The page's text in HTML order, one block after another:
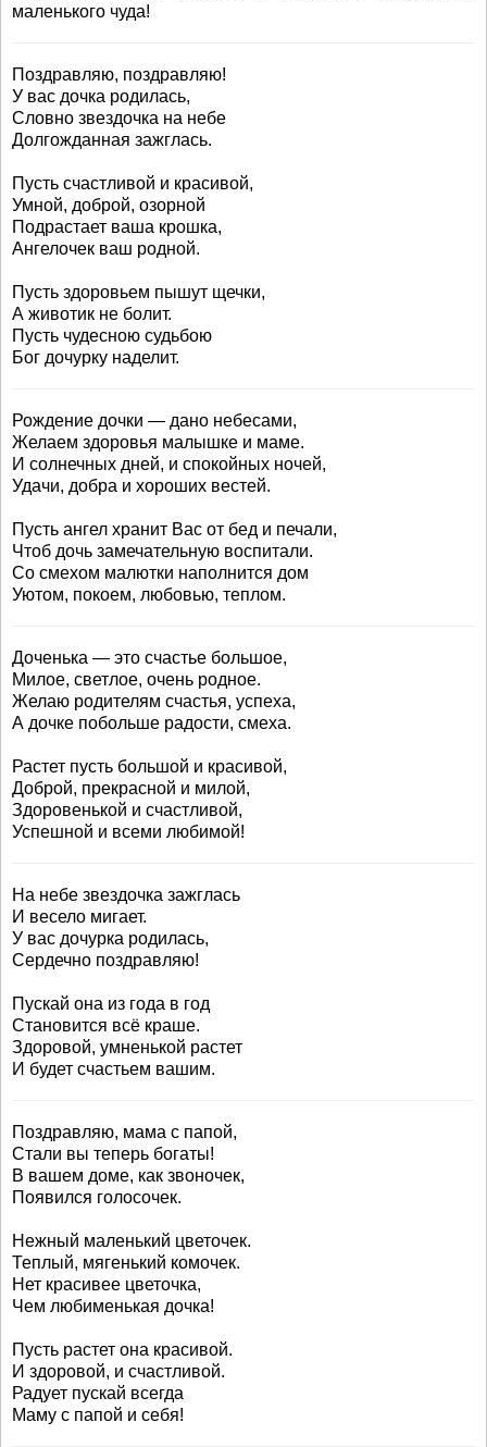
маленького чуда!
Поздравляю, поздравляю!
У вас дочка родилась,
Словно звездочка на небе
Долгожданная зажглась.
Пусть счастливой и красивой,
Умной, доброй, озорной
Подрастает ваша крошка,
Ангелочек ваш родной.
Пусть здоровьем пышут щечки,
А животик не болит.
Пусть чудесною судьбою
Бог дочурку наделит.
Рождение дочки — дано небесами,
Желаем здоровья малышке и маме.
И солнечных дней, и спокойных ночей,
Удачи, добра и хороших вестей.
Пусть ангел хранит Вас от бед и печали,
Чтоб дочь замечательную воспитали.
Со смехом малютки наполнится дом
Уютом, покоем, любовью, теплом.
Доченька — это счастье большое,
Милое, светлое, очень родное.
Желаю родителям счастья, успеха,
А дочке побольше радости, смеха.
Растет пусть большой и красивой,
Доброй, прекрасной и милой,
Здоровенькой и счастливой,
Успешной и всеми любимой!
На небе звездочка зажглась
И весело мигает.
У вас дочурка родилась,
Сердечно поздравляю!
Пускай она из года в год
Становится всё краше.
Здоровой, умненькой растет
И будет счастьем вашим.
Поздравляю, мама с папой,
Стали вы теперь богаты!
В вашем доме, как звоночек,
Появился голосочек.
Нежный маленький цветочек.
Теплый, мягенький комочек.
Нет красивее цветочка,
Чем любименькая дочка!
Пусть растет она красивой.
И здоровой, и счастливой.
Радует пускай всегда
Маму с папой и себя!